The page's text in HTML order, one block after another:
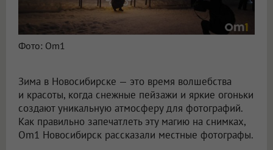
Фото: Om1
Зима в Новосибирске — это время волшебства
и красоты, когда снежные пейзажи и яркие огоньки
создают уникальную атмосферу для фотографий.
Как правильно запечатлеть эту магию на снимках,
Om1 Новосибирск рассказали местные фотографы.